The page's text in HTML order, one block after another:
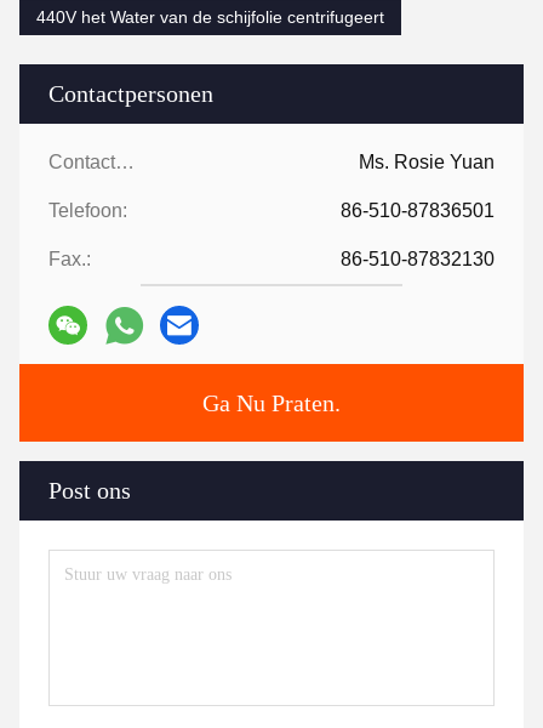
Contactpersonen
Contactpersonen: Ms. Rosie Yuan
Telefoon: 86-510-87836501
Fax.: 86-510-87832130
Ga Nu Praten.
Post ons
440V het Water van de schijfolie centrifugeert